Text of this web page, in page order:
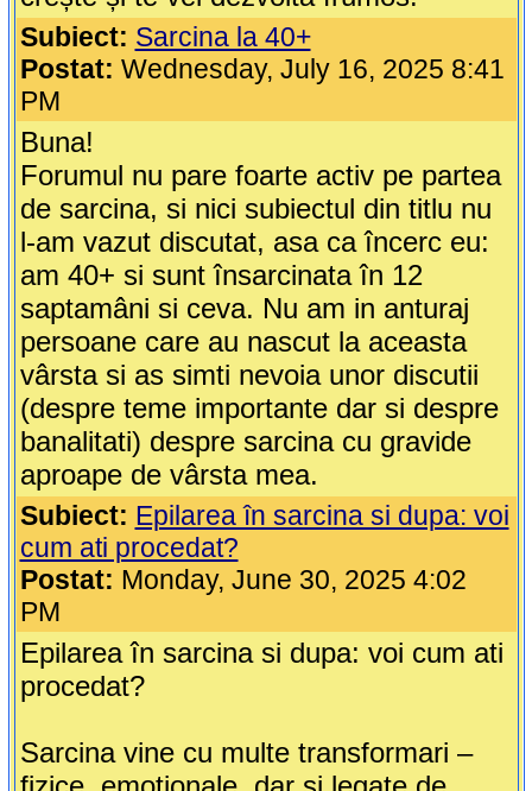
Subiect: Sarcina la 40+
Postat: Wednesday, July 16, 2025 8:41
PM
Buna!
Forumul nu pare foarte activ pe partea
de sarcina, si nici subiectul din titlu nu
l-am vazut discutat, asa ca încerc eu:
am 40+ si sunt însarcinata în 12
saptamâni si ceva. Nu am in anturaj
persoane care au nascut la aceasta
vârsta si as simti nevoia unor discutii
(despre teme importante dar si despre
banalitati) despre sarcina cu gravide
aproape de vârsta mea.
Subiect: Epilarea în sarcina si dupa: voi
cum ati procedat?
Postat: Monday, June 30, 2025 4:02
PM
Epilarea în sarcina si dupa: voi cum ati
procedat?
Sarcina vine cu multe transformari –